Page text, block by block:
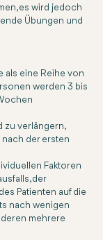
es wird jedoch
Übungen und
als eine Reihe von
werden 3 bis
zu verlängern,
nach der ersten
Faktoren
der
Patienten auf die
nach wenigen
mehrere